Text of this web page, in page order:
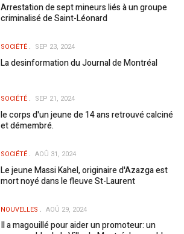
Arrestation de sept mineurs liés à un groupe
criminalisé de Saint-Léonard
SOCIÉTÉ SEP 23, 2024
La desinformation du Journal de Montréal
SOCIÉTÉ SEP 21, 2024
le corps d'un jeune de 14 ans retrouvé calciné
et démembré.
SOCIÉTÉ AOÛ 31, 2024
Le jeune Massi Kahel, originaire d'Azazga est
mort noyé dans le fleuve St-Laurent
NOUVELLES AOÛ 29, 2024
Il a magouillé pour aider un promoteur: un